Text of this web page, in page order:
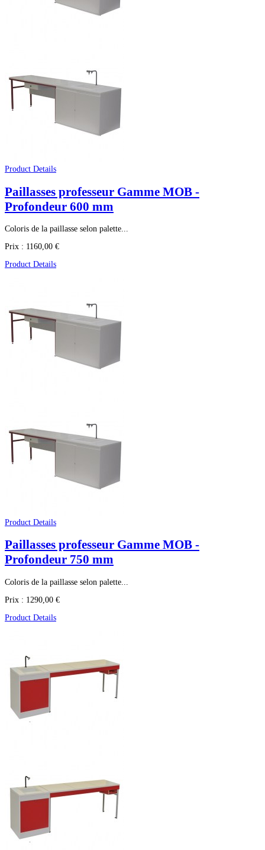
Product Details
Paillasses professeur Gamme MOB -
Profondeur 600 mm
Coloris de la paillasse selon palette...
Prix : 1160,00 €
Product Details
Product Details
Paillasses professeur Gamme MOB -
Profondeur 750 mm
Coloris de la paillasse selon palette...
Prix : 1290,00 €
Product Details